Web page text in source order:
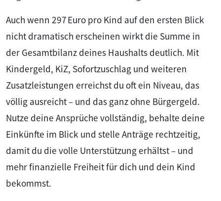
Auch wenn 297 Euro pro Kind auf den ersten Blick
nicht dramatisch erscheinen wirkt die Summe in
der Gesamtbilanz deines Haushalts deutlich. Mit
Kindergeld, KiZ, Sofortzuschlag und weiteren
Zusatzleistungen erreichst du oft ein Niveau, das
völlig ausreicht – und das ganz ohne Bürgergeld.
Nutze deine Ansprüche vollständig, behalte deine
Einkünfte im Blick und stelle Anträge rechtzeitig,
damit du die volle Unterstützung erhältst – und
mehr finanzielle Freiheit für dich und dein Kind
bekommst.